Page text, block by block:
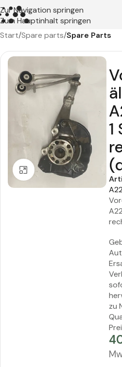
Zur Navigation springen
Zum Hauptinhalt springen
Start Spare parts Spare Parts
Zum Vergrößern klicken
1
zu